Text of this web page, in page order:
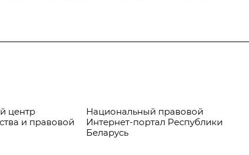
центр
и правовой
Национальный правовой
Интернет-портал Республики
Беларусь